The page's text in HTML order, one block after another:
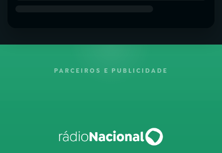
PARCEIROS E PUBLICIDADE